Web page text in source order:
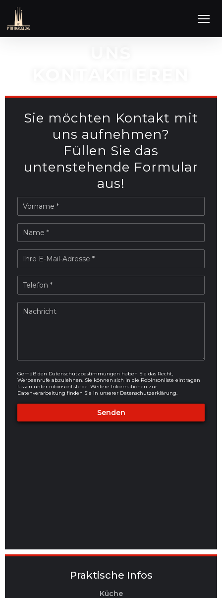
Sie möchten Kontakt mit
uns aufnehmen?
Füllen Sie das
untenstehende Formular
aus!
Gemäß den Datenschutzbestimmungen haben Sie das Recht,
Werbeanrufe abzulehnen. Sie können sich in die Robinsonliste eintragen
lassen unter robinsonliste.de. Weitere Informationen zur
Datenverarbeitung finden Sie in unserer Datenschutzerklärung.
Praktische Infos
Küche